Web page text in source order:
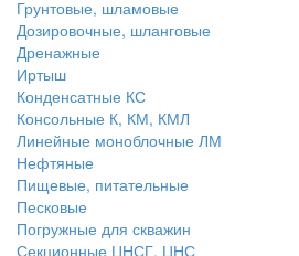
Грунтовые, шламовые
Дозировочные, шланговые
Дренажные
Иртыш
Конденсатные КС
Консольные К, КМ, КМЛ
Линейные моноблочные ЛМ
Нефтяные
Пищевые, питательные
Песковые
Погружные для скважин
Секционные ЦНСГ, ЦНС